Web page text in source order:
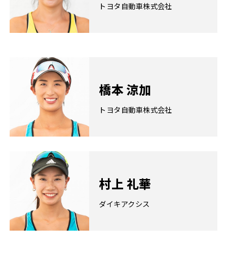
トヨタ自動車株式会社
橋本 涼加
トヨタ自動車株式会社
村上 礼華
ダイキアクシス